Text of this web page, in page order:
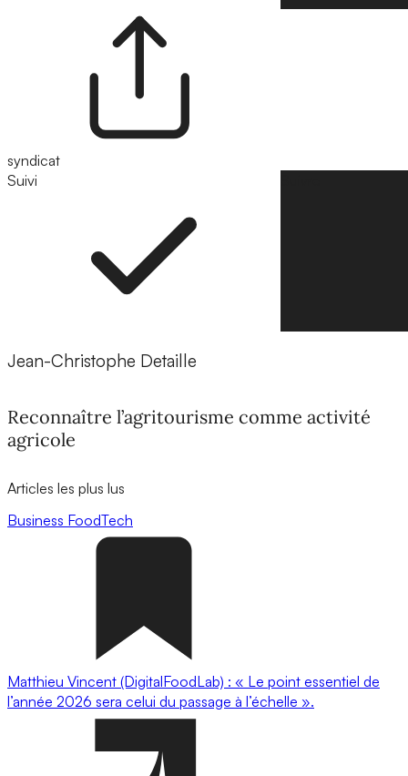
syndicat
Suivi
Jean-Christophe Detaille
Reconnaître l’agritourisme comme activité
agricole
Articles les plus lus
Business FoodTech
Matthieu Vincent (DigitalFoodLab) : « Le point essentiel de
l’année 2026 sera celui du passage à l’échelle ».